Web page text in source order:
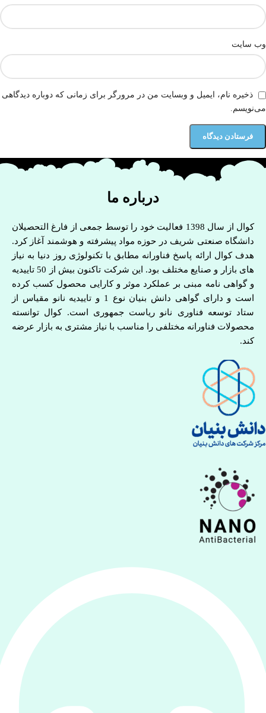
وب‌ سایت
ذخیره نام، ایمیل و وبسایت من در مرورگر برای زمانی که دوباره دیدگاهی
می‌نویسم.
درباره ما
کوال از سال 1398 فعالیت خود را توسط جمعی از فارغ التحصیلان
دانشگاه صنعتی شریف در حوزه مواد پیشرفته و هوشمند آغاز کرد.
هدف کوال ارائه پاسخ فناورانه مطابق با تکنولوژی روز دنیا به نیاز
های بازار و صنایع مختلف بود. این شرکت تاکنون بیش از 50 تاییدیه
و گواهی نامه مبنی بر عملکرد موثر و کارایی محصول کسب کرده
است و دارای گواهی دانش بنیان نوع 1 و تاییدیه نانو مقیاس از
ستاد توسعه فناوری نانو ریاست جمهوری است. کوال توانسته
محصولات فناورانه مختلفی را مناسب با نیاز مشتری به بازار عرضه
کند.